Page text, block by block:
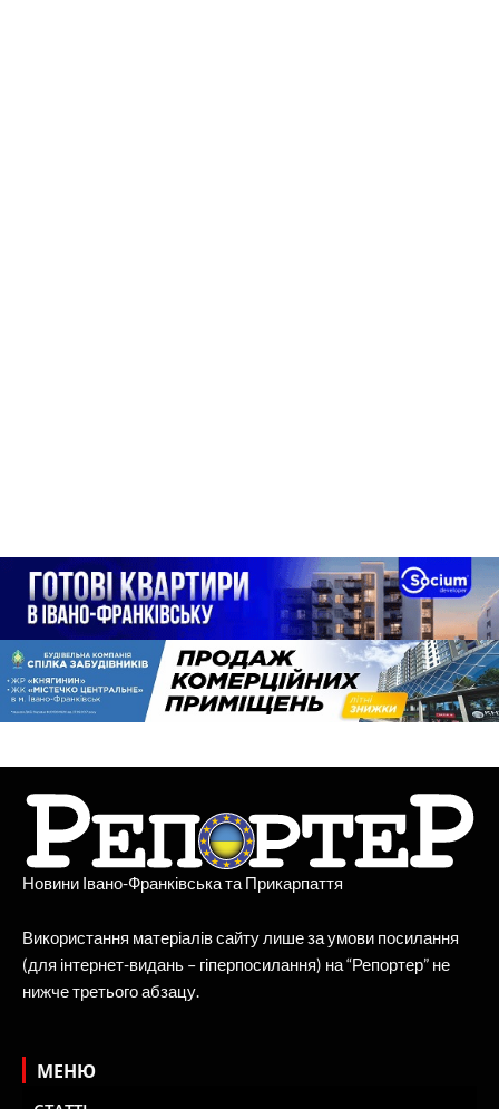
Новини Івано-Франківська та Прикарпаття
Використання матеріалів сайту лише за умови посилання
(для інтернет-видань – гіперпосилання) на “Репортер” не
нижче третього абзацу.
МЕНЮ